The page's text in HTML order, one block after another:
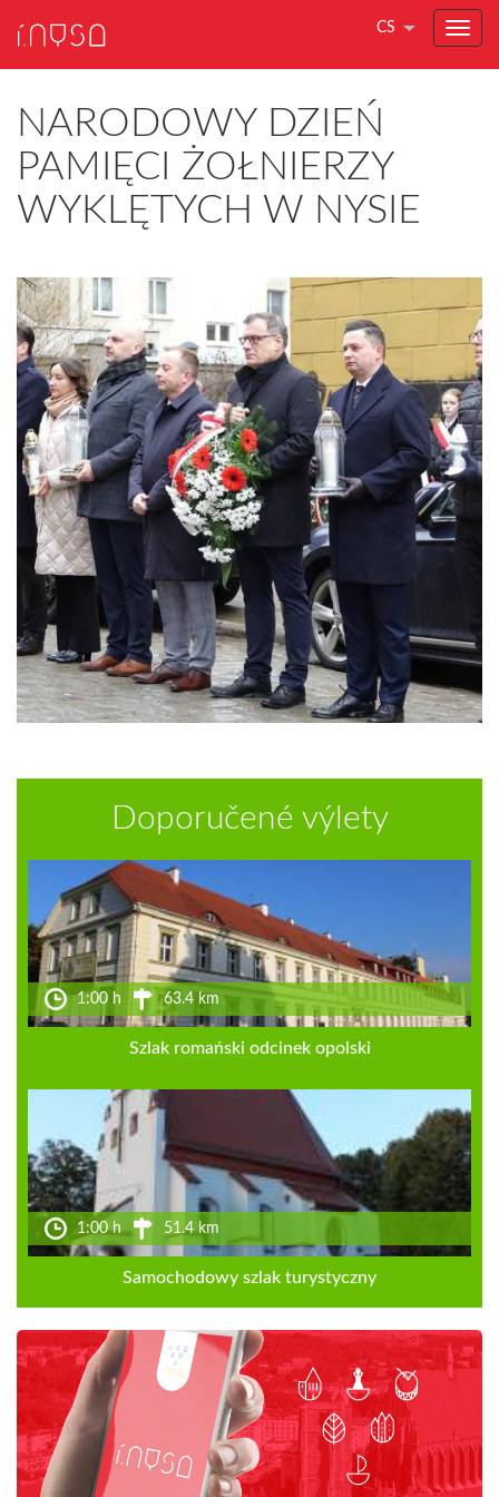
CS
NARODOWY DZIEŃ
PAMIĘCI ŻOŁNIERZY
WYKLĘTYCH W NYSIE
Doporučené výlety
1:00 h 63.4 km
Szlak romański odcinek opolski
1:00 h 51.4 km
Samochodowy szlak turystyczny